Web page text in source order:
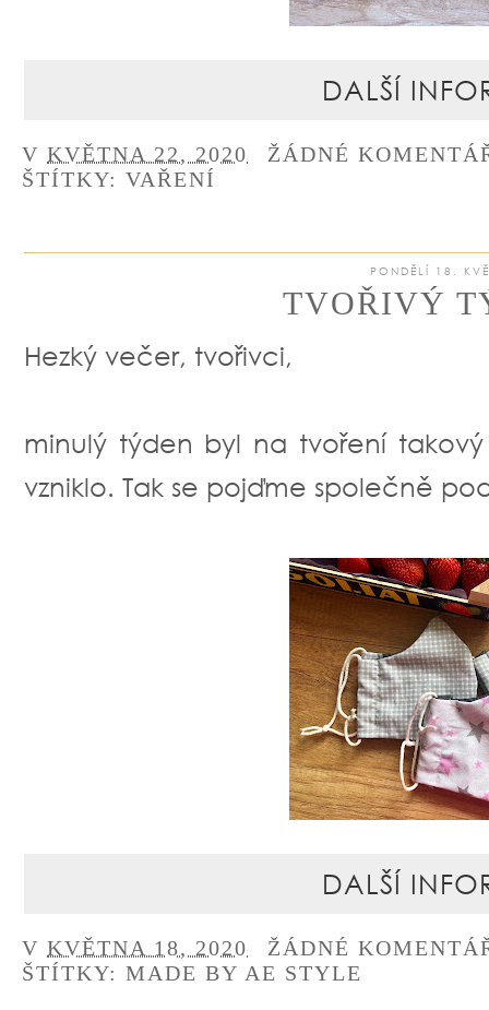
DALŠÍ
V KVĚTNA 22, 2020
ŽÁDNÉ
ŠTÍTKY: VAŘENÍ
PONDĚLÍ 18.
TVOŘIVÝ
Hezký večer, tvořivci,
minulý týden byl na tvoření
vzniklo. Tak se pojďme společně
DALŠÍ
V KVĚTNA 18, 2020
ŽÁDNÉ
ŠTÍTKY: MADE BY AE STYLE